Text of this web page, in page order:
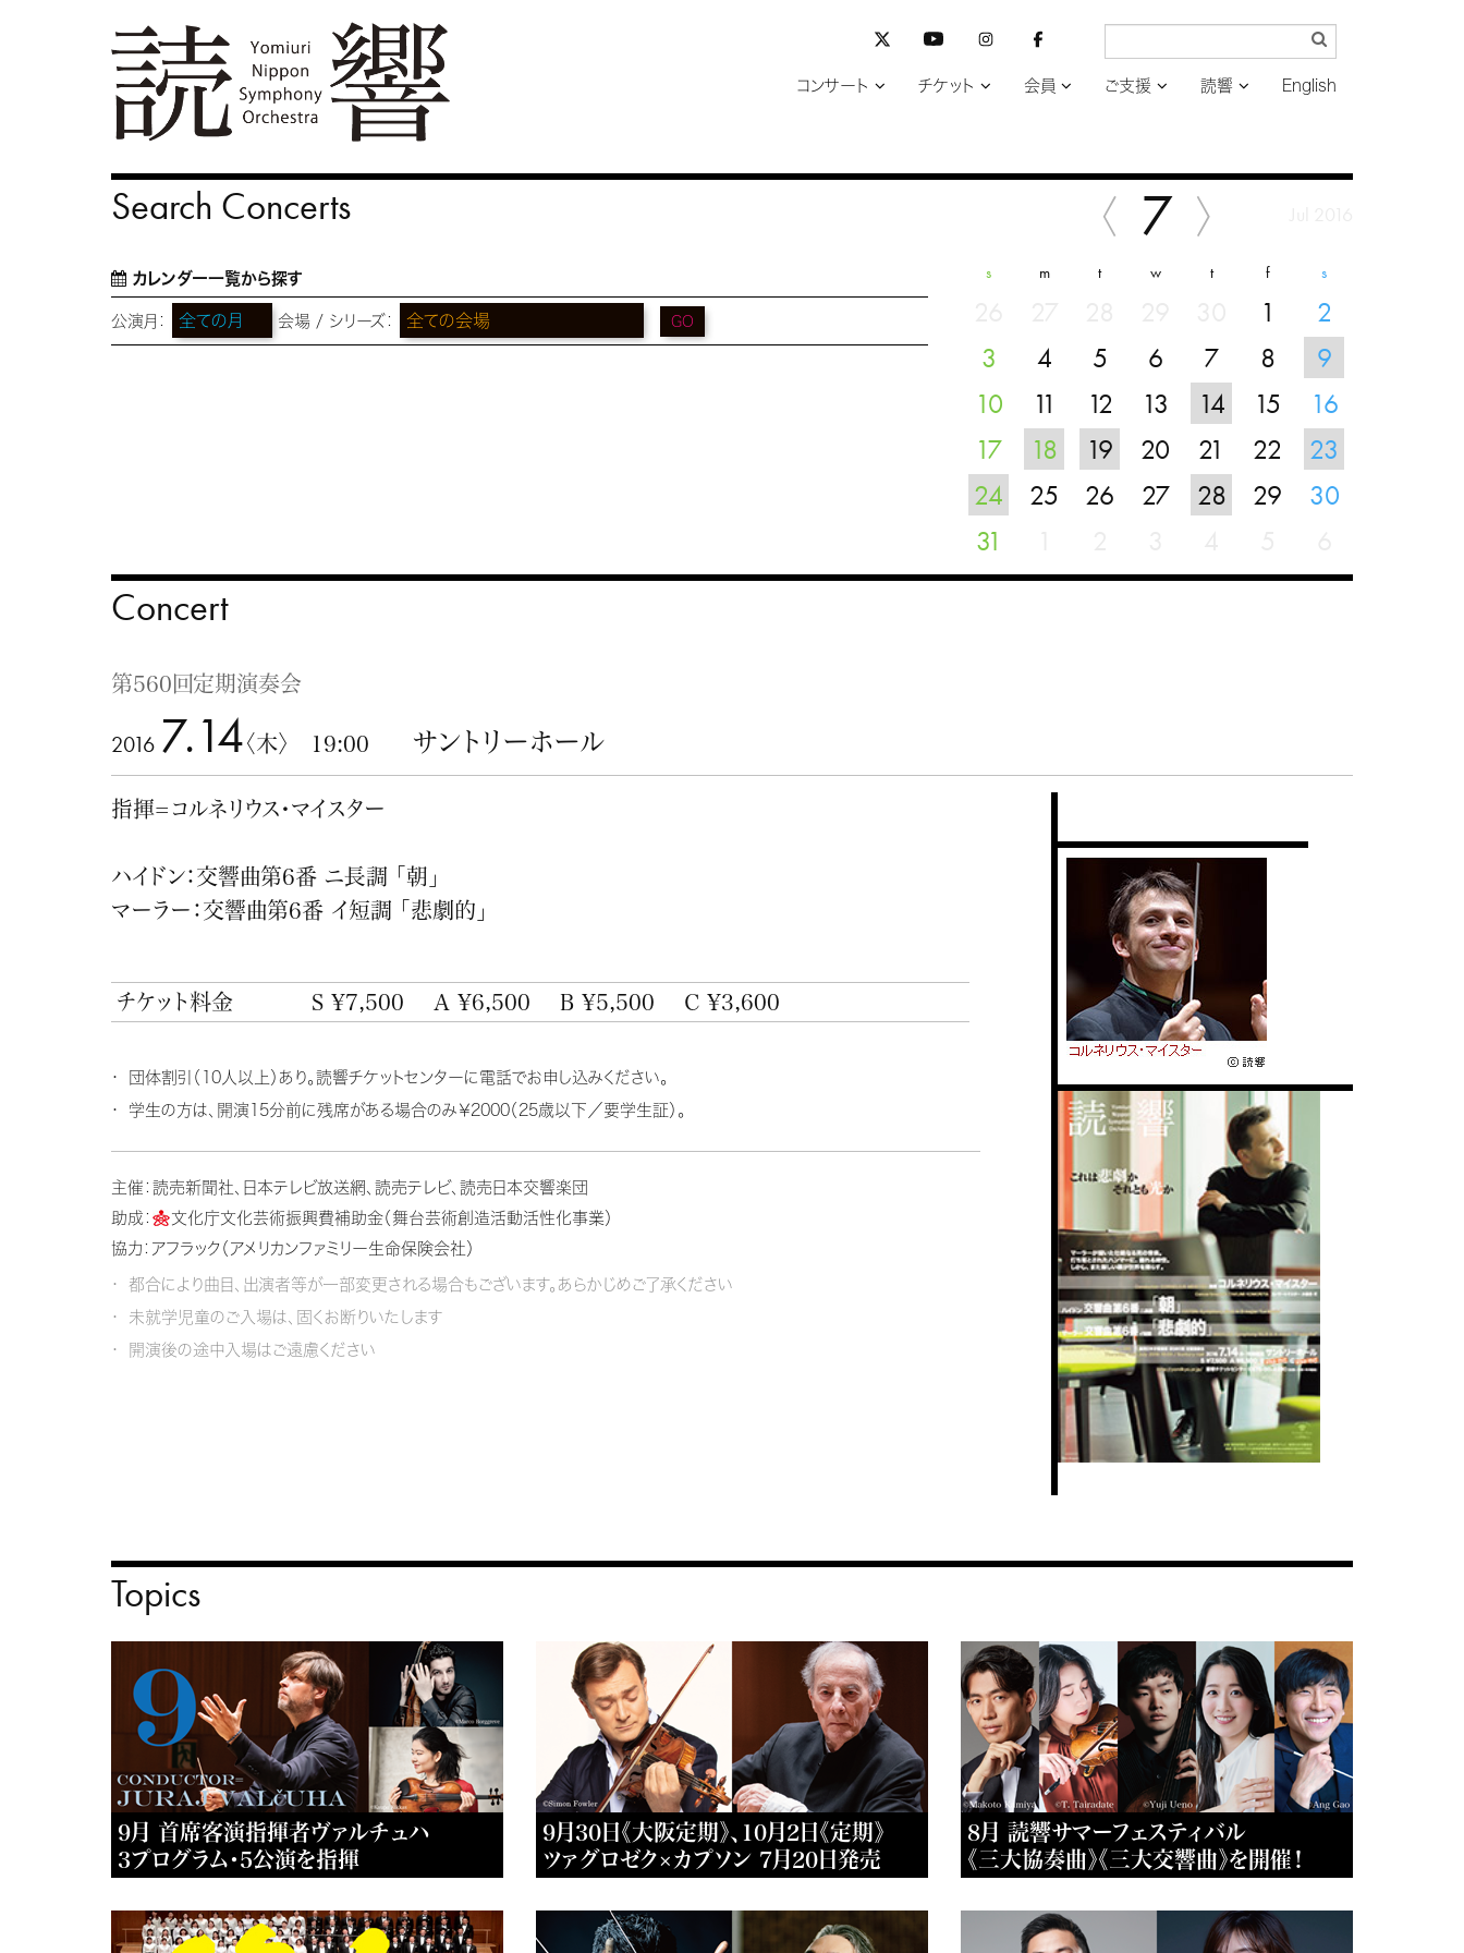
コンサート チケット 会員 ご支援 読響 English
Search Concerts
カレンダー一覧から探す
公演月： 会場 / シリーズ： GO
7
s m t w t f s
1
2
3
4 5 6 7 8
9
10
11 12 13 14 15
16
17
18 19 20 21 22
23
24
25 26 27 28 29
30
31
Concert
第560回定期演奏会
2016 7.14 〈木〉 19:00 サントリーホール
指揮=コルネリウス・マイスター
ハイドン：交響曲第6番 ニ長調 「朝」
マーラー：交響曲第6番 イ短調 「悲劇的」
チケット料金 S ¥7,500 A ¥6,500 B ¥5,500 C ¥3,600
団体割引（10人以上）あり。読響チケットセンターに電話でお申し込みください。
学生の方は、開演15分前に残席がある場合のみ￥2000（25歳以下／要学生証）。
主催：読売新聞社、日本テレビ放送網、読売テレビ、読売日本交響楽団
助成：
文化庁文化芸術振興費補助金（舞台芸術創造活動活性化事業）
協力：アフラック（アメリカンファミリー生命保険会社）
都合により曲目、出演者等が一部変更される場合もございます。あらかじめご了承ください
未就学児童のご入場は、固くお断りいたします
開演後の途中入場はご遠慮ください
Topics
9月 首席客演指揮者ヴァルチュハ
3プログラム・5公演を指揮
9月30日《大阪定期》、10月2日《定期》
ツァグロゼク×カプソン 7月20日発売
8月 読響サマーフェスティバル
《三大協奏曲》《三大交響曲》を開催！